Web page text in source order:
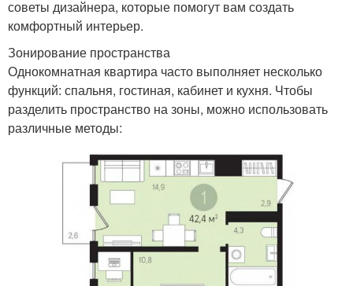
советы дизайнера, которые помогут вам создать
комфортный интерьер.
Зонирование пространства
Однокомнатная квартира часто выполняет несколько
функций: спальня, гостиная, кабинет и кухня. Чтобы
разделить пространство на зоны, можно использовать
различные методы: